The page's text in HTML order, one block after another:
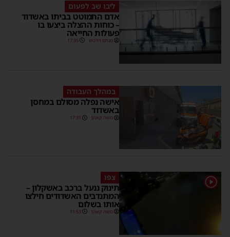
ליבו שב לפעום
אדם התמוטט בביתו באשדוד
– כוחות ההצלה ביצעו בו
פעולות החייאה
מנחם דויטש 17:35
במהלך העבודה
אישה נפלה מסולם במחסן
באשדוד
משה קאהן 17:31
1 צפו
תינוק ננעל ברכב באשקלון –
המתנדבים האשדודים חילצו
אותו בשלום
משה קאהן 11:53